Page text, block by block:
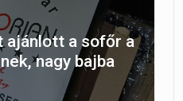
ajánlott a sofőr a
nagy bajba